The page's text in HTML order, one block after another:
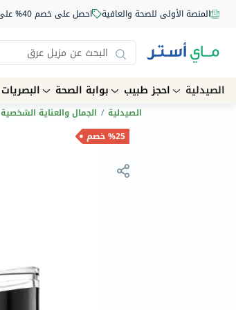
المنصة الأولى للصحة والعافية احصل على خصم 40% على أول طلب من الصيدلية أونلاين استخدم الكود: NEW40
الصيدلية احجز طبيب بوابة الصحة البصريات
الصيدلية / الجمال والعناية الشخصية
%25 خصم